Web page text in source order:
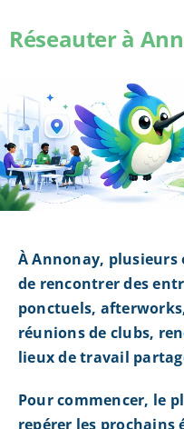
Réseauter à
À Annonay,
de rencontrer des
ponctuels,
réunions de clubs,
lieux de travail
Pour commencer, le
repérer les prochains